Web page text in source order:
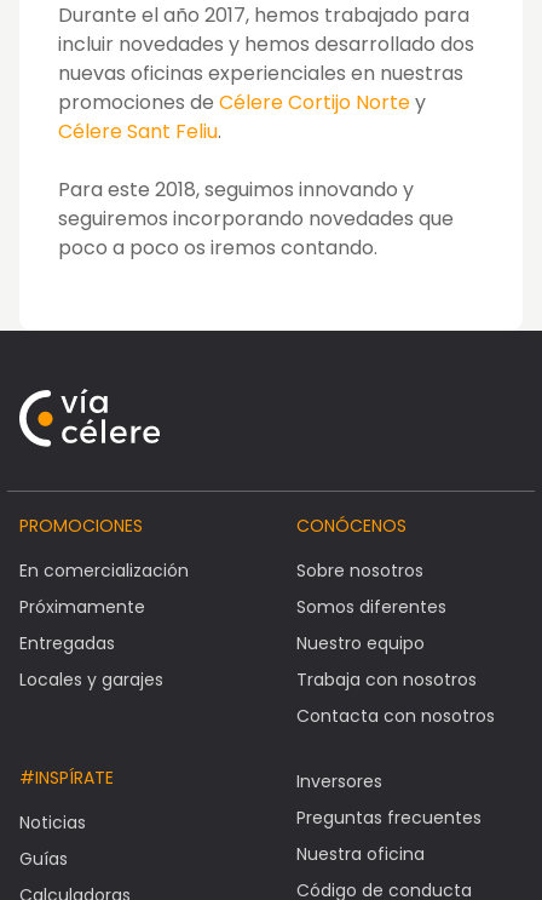
Durante el año 2017, hemos trabajado para
incluir novedades y hemos desarrollado dos
nuevas oficinas experienciales en nuestras
promociones de Célere Cortijo Nortey
Célere Sant Feliu.
Para este 2018, seguimos innovando y
seguiremos incorporando novedades que
poco a poco os iremos contando.
PROMOCIONES
En comercialización
Próximamente
Entregadas
Locales y garajes
CONÓCENOS
Sobre nosotros
Somos diferentes
Nuestro equipo
Trabaja con nosotros
Contacta con nosotros
#INSPÍRATE
Noticias
Guías
Inversores
Preguntas frecuentes
Nuestra oficina
Código de conducta